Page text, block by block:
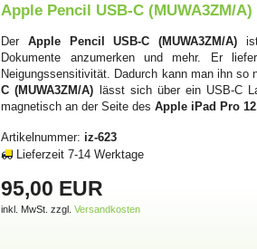
Apple Pencil USB-C (MUWA3ZM/
Der Apple Pencil USB-C (MUWA3ZM/A)
Dokumente anzumerken und mehr. Er
Neigungssensitivität. Dadurch kann man ihn so
C (MUWA3ZM/A) lässt sich über ein USB-C
magnetisch an der Seite desApple iPad Pro
Artikelnummer: iz-623
Lieferzeit 7-14 Werktage
95,00 EUR
inkl. MwSt. zzgl.Versandkosten